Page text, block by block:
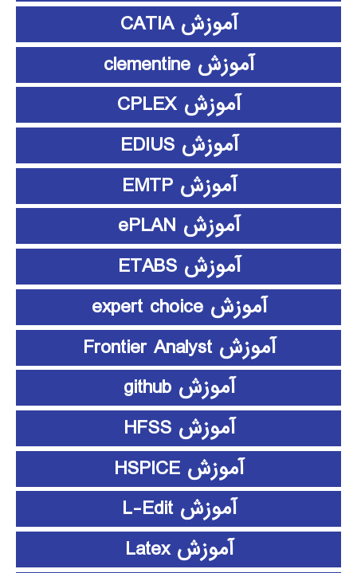
آموزش CATIA
آموزش clementine
آموزش CPLEX
آموزش EDIUS
آموزش EMTP
آموزش ePLAN
آموزش ETABS
آموزش expert choice
آموزش Frontier Analyst
آموزش github
آموزش HFSS
آموزش HSPICE
آموزش L-Edit
آموزش Latex